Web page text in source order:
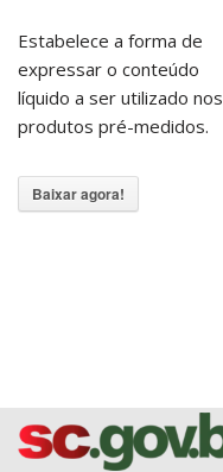
Estabelece a forma de
expressar o conteúdo
líquido a ser utilizado nos
produtos pré-medidos.
Baixar agora!